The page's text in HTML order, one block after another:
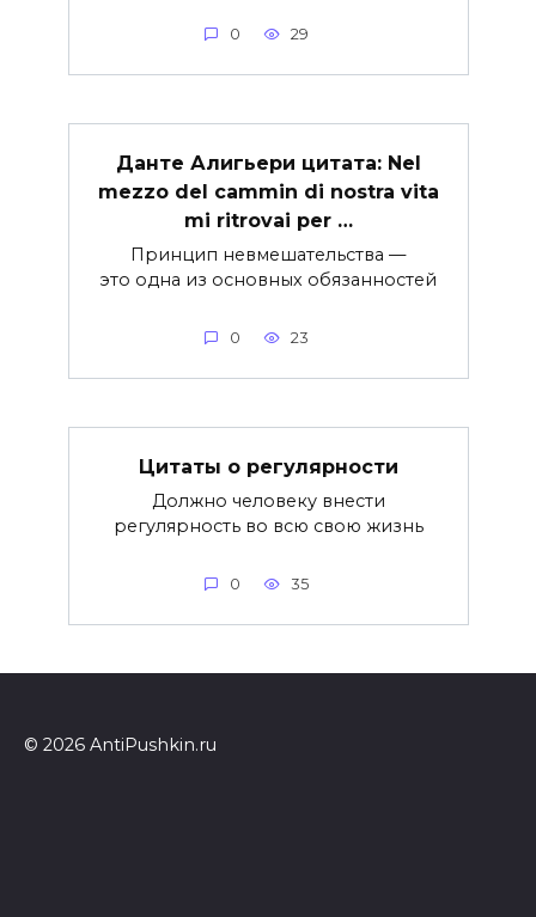
0 29
Данте Алигьери цитата: Nel
mezzo del cammin di nostra vita
mi ritrovai per …
Принцип невмешательства —
это одна из основных обязанностей
0 23
Цитаты о регулярности
Должно человеку внести
регулярность во всю свою жизнь
0 35
© 2026 AntiPushkin.ru